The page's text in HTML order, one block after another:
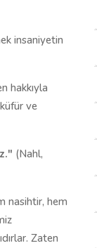
insaniyetin
hakkıyla
ve
(Nahl,
nasihtir, hem
Zaten